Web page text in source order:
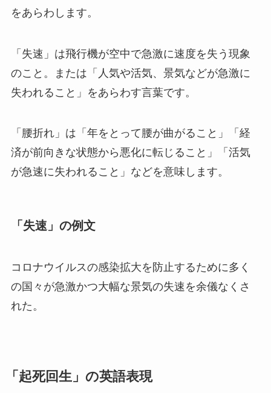
をあらわします。
「失速」は飛行機が空中で急激に速度を失う現象
のこと。または「人気や活気、景気などが急激に
失われること」をあらわす言葉です。
「腰折れ」は「年をとって腰が曲がること」「経
済が前向きな状態から悪化に転じること」「活気
が急速に失われること」などを意味します。
「失速」の例文
コロナウイルスの感染拡大を防止するために多く
の国々が急激かつ大幅な景気の失速を余儀なくさ
れた。
「起死回生」の英語表現